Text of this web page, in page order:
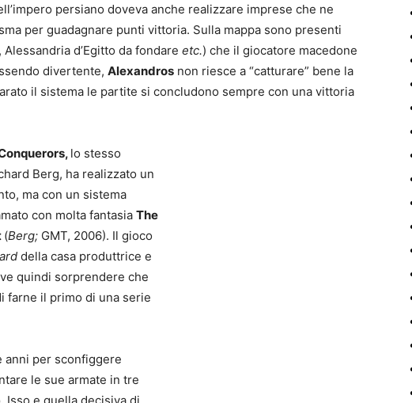
persiano doveva anche realizzare imprese che ne
per guadagnare punti vittoria. Sulla mappa sono presenti
d’Egitto da fondare etc.) che il giocatore macedone
divertente, Alexandros non riesce a “catturare” bene la
il sistema le partite si concludono sempre con una vittoria
lo stesso
Berg, ha realizzato un
ma con un sistema
con molta fantasia The
(Berg; GMT, 2006). Il gioco
della casa produttrice e
quindi sorprendere che
farne il primo di una serie
anni per sconfiggere
le sue armate in tre